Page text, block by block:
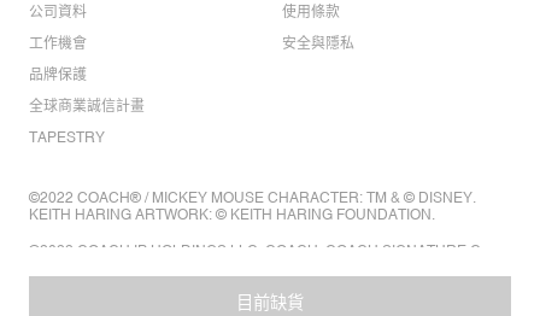
目前缺貨
公司資料
工作機會
品牌保護
全球商業誠信計畫
TAPESTRY
使用條款
安全與隱私
©2022 COACH® / MICKEY MOUSE CHARACTER: TM & © DISNEY.
KEITH HARING ARTWORK: © KEITH HARING FOUNDATION.
©2022 COACH IP HOLDINGS LLC. COACH, COACH SIGNATURE C